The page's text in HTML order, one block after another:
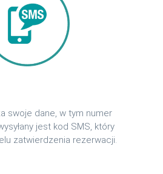
swoje dane, w tym numer
jest kod SMS, który
zatwierdzenia rezerwacji.